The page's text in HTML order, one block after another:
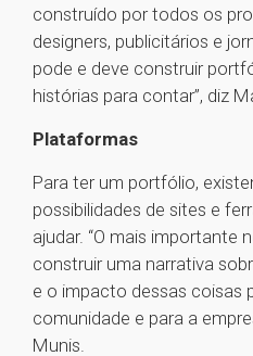
construído por todos os
designers, publicitários e
pode e deve construir
histórias para contar”, diz
Plataformas
Para ter um portfólio,
possibilidades de sites e
ajudar. “O mais importante
construir uma narrativa
e o impacto dessas coisas
comunidade e para a
Munis.